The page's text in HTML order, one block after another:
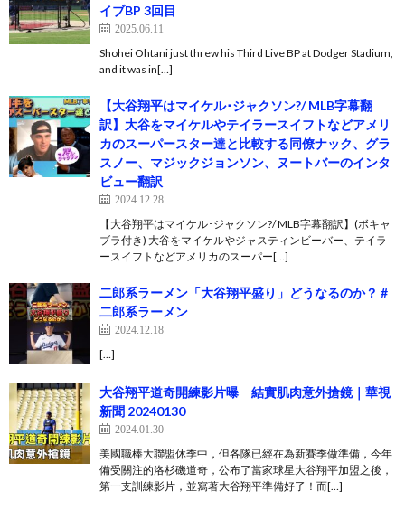
イブBP 3回目
2025.06.11
Shohei Ohtani just threw his Third Live BP at Dodger Stadium,
and it was in[…]
【大谷翔平はマイケル･ジャクソン?/ MLB字幕翻
訳】大谷をマイケルやテイラースイフトなどアメリ
カのスーパースター達と比較する同僚ナック、グラ
スノー、マジックジョンソン、ヌートバーのインタ
ビュー翻訳
2024.12.28
【大谷翔平はマイケル･ジャクソン?/ MLB字幕翻訳】(ボキャ
ブラ付き) 大谷をマイケルやジャスティンビーバー、テイラ
ースイフトなどアメリカのスーパー[…]
二郎系ラーメン「大谷翔平盛り」どうなるのか？ #
二郎系ラーメン
2024.12.18
[…]
大谷翔平道奇開練影片曝 結實肌肉意外搶鏡｜華視
新聞 20240130
2024.01.30
美國職棒大聯盟休季中，但各隊已經在為新賽季做準備，今年
備受關注的洛杉磯道奇，公布了當家球星大谷翔平加盟之後，
第一支訓練影片，並寫著大谷翔平準備好了！而[…]